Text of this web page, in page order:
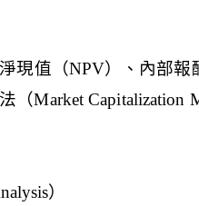
現值（NPV）、內部報
Market
）